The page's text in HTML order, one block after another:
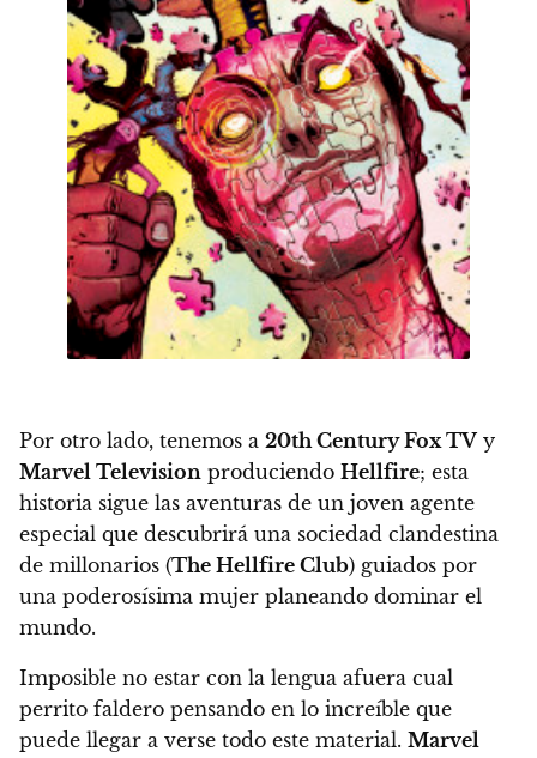
Por otro lado, tenemos a 20th Century Fox TVy
Marvel Television produciendo Hellfire; esta
historia sigue las aventuras de un joven agente
especial que descubrirá una sociedad clandestina
de millonarios (The Hellfire Club) guiados por
una poderosísima mujer planeando dominar el
mundo.
Imposible no estar con la lengua afuera cual
perrito faldero pensando en lo increíble que
puede llegar a verse todo este material. Marvel